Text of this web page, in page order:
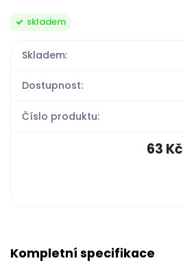
skladem
Skladem:
Dostupnost:
Číslo produktu:
63 Kč
Kompletní specifikace